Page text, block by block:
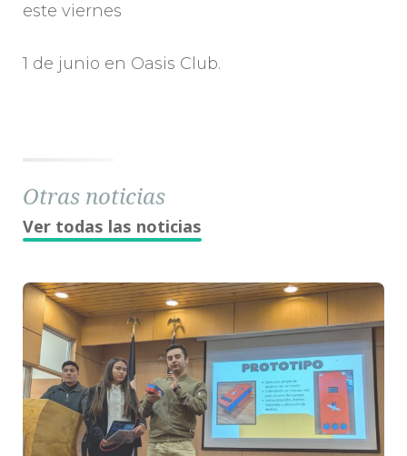
este viernes
1 de junio en Oasis Club.
Otras noticias
Ver todas las noticias